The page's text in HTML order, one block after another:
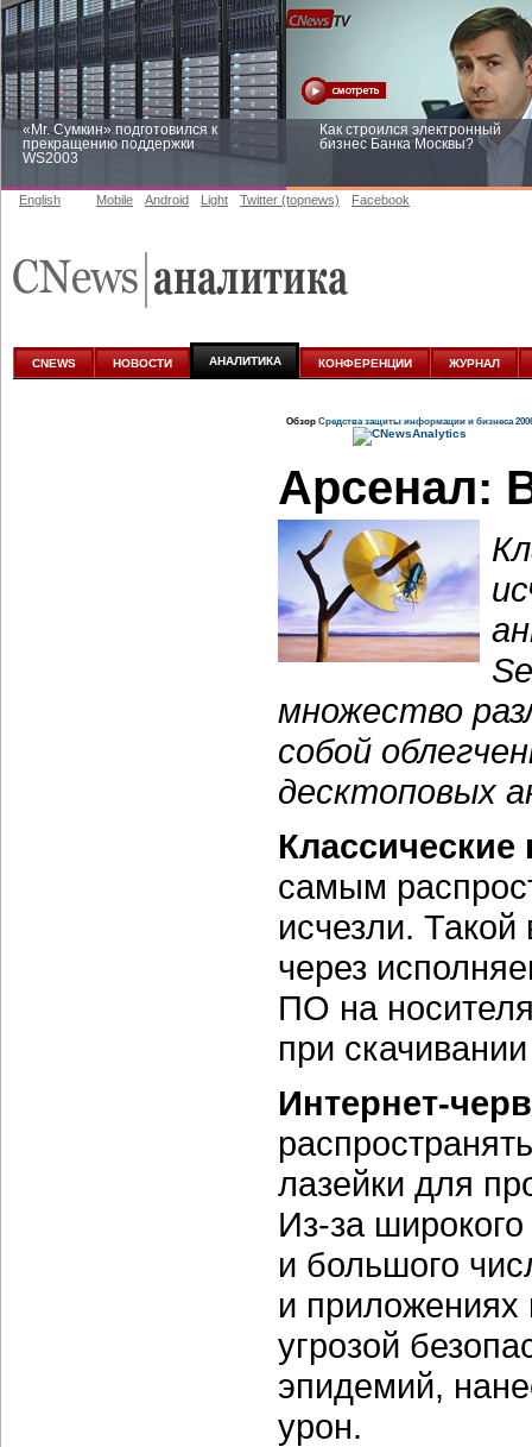
«Mr. Сумкин» подготовился к
прекращению поддержки
WS2003
Как строился электронный
бизнес Банка Москвы?
аналитике
English Mobile Android Light Twitter (topnews) Facebook
CNEWS НОВОСТИ АНАЛИТИКА КОНФЕРЕНЦИИ ЖУРНАЛ
Обзор Средства защиты информации и бизнеса
Арсенал:
множество
собой
десктоповых
самым
исчезли.
через
ПО на
при
Интернет-
лазейки для
Из-заширокого
и большого
и приложениях
угрозой
эпидемий,
урон.